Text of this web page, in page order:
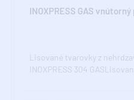
INOXPRESS GAS
Lisované tvarovky z
INOXPRESS 304